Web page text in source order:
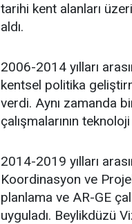
tarihi kent alanları
aldı.
2006-2014 yılları
kentsel politika
verdi. Aynı zamanda
çalışmalarının
2014-2019 yılları
Koordinasyon ve
planlama ve AR-GE
uyguladı. Beylikdüzü